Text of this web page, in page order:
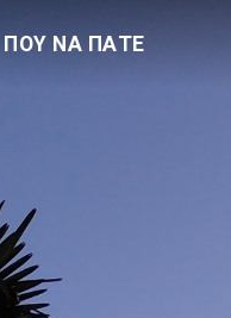
ΠΟΥ ΝΑ ΠΑΤΕ